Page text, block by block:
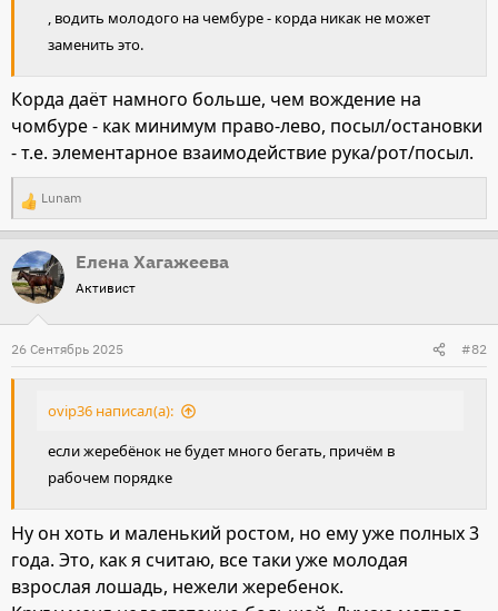
, водить молодого на чембуре - корда никак не может
заменить это.
Корда даёт намного больше, чем вождение на
чомбуре - как минимум право-лево, посыл/остановки
- т.е. элементарное взаимодействие рука/рот/посыл.
Р
е
а
к
и
и
Lunam
Елена Хагажеева
Активист
26 Сентябрь 2025 #82
ovip36 написал(а):
если жеребёнок не будет много бегать, причём в
рабочем порядке
Ну он хоть и маленький ростом, но ему уже полных 3
года. Это, как я считаю, все таки уже молодая
взрослая лошадь, нежели жеребенок.